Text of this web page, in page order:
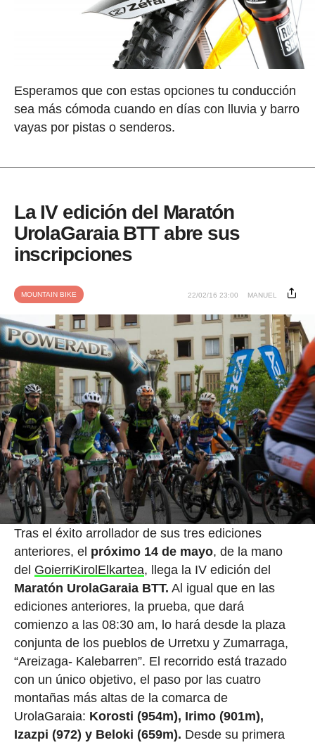
Esperamos que con estas opciones tu conducción
sea más cómoda cuando en días con lluvia y barro
vayas por pistas o senderos.
La IV edición del Maratón
UrolaGaraia BTT abre sus
inscripciones
MOUNTAIN BIKE 22/02/16 23:00 MANUEL
Tras el éxito arrollador de sus tres ediciones
anteriores, el próximo 14 de mayo, de la mano
del GoierriKirolElkartea, llega la IV edición del
Maratón UrolaGaraia BTT. Al igual que en las
ediciones anteriores, la prueba, que dará
comienzo a las 08:30 am, lo hará desde la plaza
conjunta de los pueblos de Urretxu y Zumarraga,
“Areizaga- Kalebarren”. El recorrido está trazado
con un único objetivo, el paso por las cuatro
montañas más altas de la comarca de
UrolaGaraia: Korosti (954m), Irimo (901m),
Izazpi (972) y Beloki (659m). Desde su primera